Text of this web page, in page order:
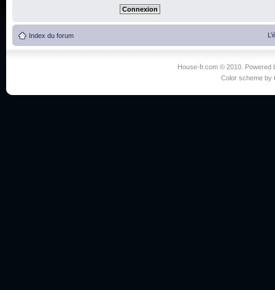
Index du forum
House-fr.com © 2010. Powered
Color scheme by